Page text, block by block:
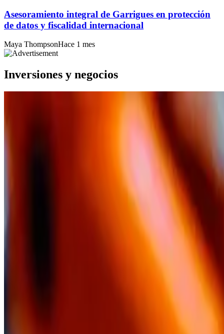
Asesoramiento integral de Garrigues en protección
de datos y fiscalidad internacional
Maya ThompsonHace 1 mes
Inversiones y negocios